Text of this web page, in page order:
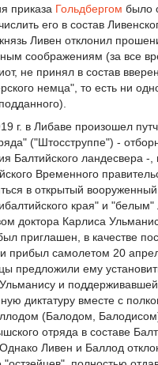
приказа Гольдбергом было
его в состав
Ливен отклонил
соображениям (за все
не принял в состав
немца", то есть ни
г. в Либаве произошел
("Штосструппе") -
Балтийского ландесвера -,
Временного
в открытый
края" и
доктора Карлиса
приглашен, в качестве
и прибыл самолетом 20
предложили ему
и
диктатуру вместе с
(Балодом,
отряда в составе
Ливен и Баллод